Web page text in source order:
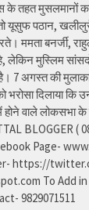
के तहत मुसलमानों
तो यूसुफ पठान,
ममता बनर्जी,
लेकिन मुस्लिम
है। 7 अगस्त की
दिलाया कि
में होने वाले
BLOGGER
Page-
https://
To Add
9829071511